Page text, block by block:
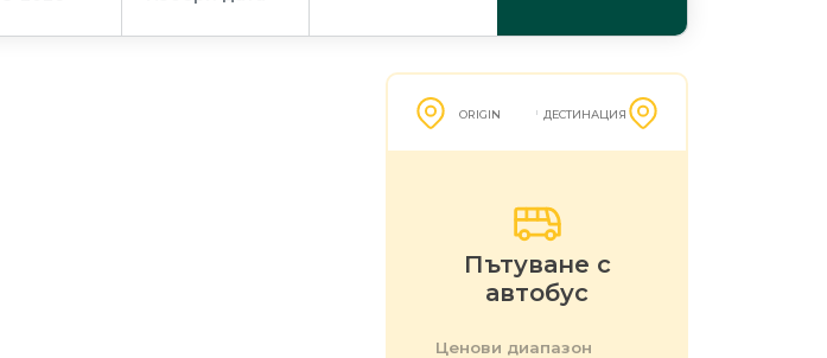
ORIGIN ДЕСТИНАЦИЯ
Пътуване с
автобус
Ценови диапазон